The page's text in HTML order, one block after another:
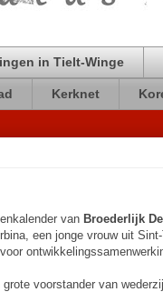
in Tielt-Winge
Kerknet
van Broederlijk
een jonge vrouw uit
grote voorstander van